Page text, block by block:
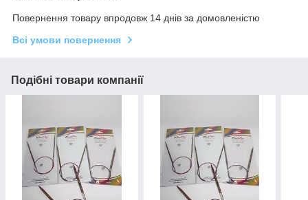
Повернення товару впродовж 14 днів за домовленістю
Всі умови повернення
Подібні товари компанії